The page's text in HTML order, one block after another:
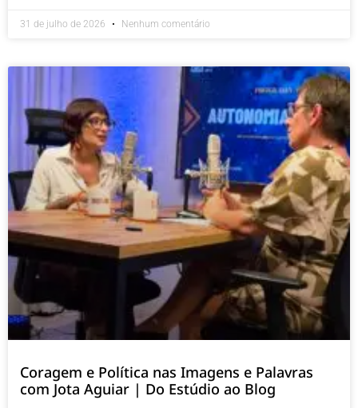
31 de julho de 2026 Nenhum comentário
Coragem e Política nas Imagens e Palavras
com Jota Aguiar | Do Estúdio ao Blog